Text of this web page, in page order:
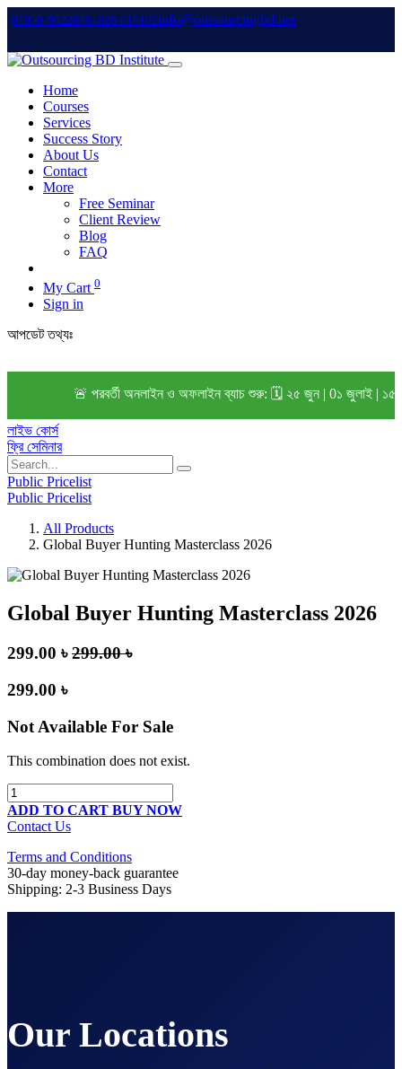
01950-96220701828-015102info@outsourcingbd.net
Home
Courses
Services
Success Story
About Us
Contact
More
Free Seminar
Client Review
Blog
FAQ
My Cart 0
Sign in
আপডেট তথ্যঃ
🚨 পরবর্তী অনলাইন ও অফলাইন ব্যাচ শুরু: 🗓️ ২৫ জুন | 0১ জুলাই | ১৫
লাইভ কোর্স
ফ্রি সেমিনার
Public Pricelist
Public Pricelist
All Products
Global Buyer Hunting Masterclass 2026
Global Buyer Hunting Masterclass 2026
299.00 ৳ 299.00৳
299.00 ৳
Not Available For Sale
This combination does not exist.
ADD TO CART BUY NOW
Contact Us
Terms and Conditions
30-day money-back guarantee
Shipping: 2-3 Business Days
Our Locations